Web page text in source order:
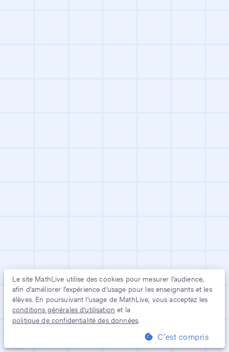
Le site MathLive utilise des cookies pour mesurer l'audience,
afin d'améliorer l'expérience d'usage pour les enseignants et les
élèves. En poursuivant l'usage de MathLive, vous acceptez les
conditions générales d'utilisation et la
politique de confidentialité des données.
C'est compris